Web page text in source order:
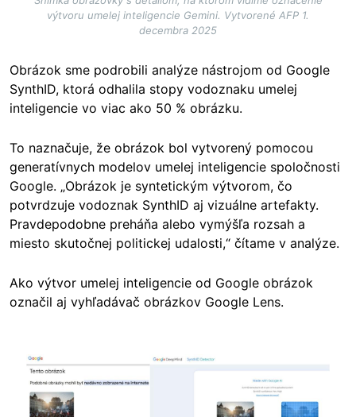
výtvoru umelej inteligencie Gemini. Vytvorené AFP 1.
decembra 2025
Obrázok sme podrobili analýze nástrojom od Google
SynthID, ktorá odhalila stopy vodoznaku umelej
inteligencie vo viac ako 50 % obrázku.
To naznačuje, že obrázok bol vytvorený pomocou
generatívnych modelov umelej inteligencie spoločnosti
Google. „Obrázok je syntetickým výtvorom, čo
potvrdzuje vodoznak SynthID aj vizuálne artefakty.
Pravdepodobne preháňa alebo vymýšľa rozsah a
miesto skutočnej politickej udalosti,“ čítame v analýze.
Ako výtvor umelej inteligencie od Google obrázok
označil aj vyhľadávač obrázkov Google Lens.
Image